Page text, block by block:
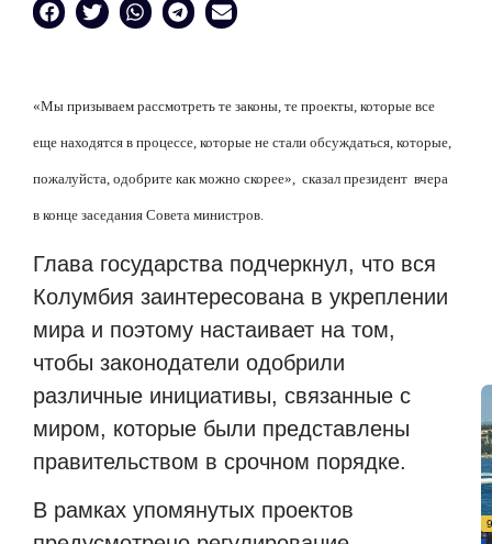
«Мы призываем рассмотреть те законы, те проекты, которые все
еще находятся в процессе, которые не стали обсуждаться, которые,
пожалуйста, одобрите как можно скорее», сказал президент вчера
в конце заседания Совета министров.
Глава государства подчеркнул, что вся
Колумбия заинтересована в укреплении
мира и поэтому настаивает на том,
чтобы законодатели одобрили
различные инициативы, связанные с
миром, которые были представлены
правительством в срочном порядке.
В рамках упомянутых проектов